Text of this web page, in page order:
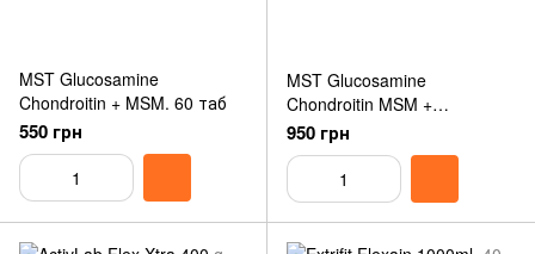
MST Glucosamine
Chondroitin + MSM. 60 таб
550 грн
MST Glucosamine
Chondroitin MSM +
Hyaluronic Acid 90 pills
950 грн